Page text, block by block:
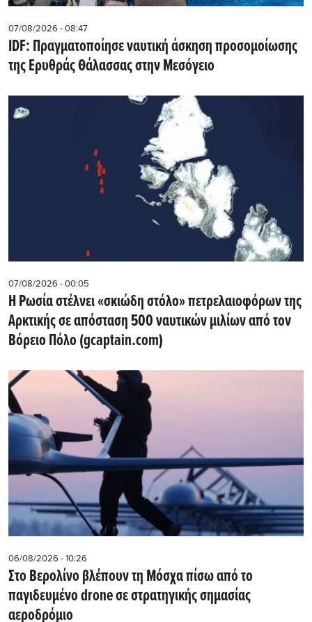
07/08/2026 - 08:47
IDF: Πραγματοποίησε ναυτική άσκηση προσομοίωσης
της Ερυθράς Θάλασσας στην Μεσόγειο
07/08/2026 - 00:05
Η Ρωσία στέλνει «σκιώδη στόλο» πετρελαιοφόρων της
Αρκτικής σε απόσταση 500 ναυτικών μιλίων από τον
Βόρειο Πόλο (gcaptain.com)
06/08/2026 - 10:26
Στο Βερολίνο βλέπουν τη Μόσχα πίσω από το
παγιδευμένο drone σε στρατηγικής σημασίας
αεροδρόμιο